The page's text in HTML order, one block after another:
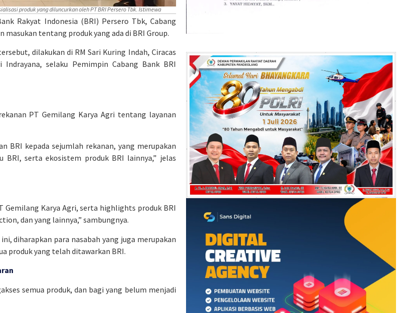
produk yang diluncurkan oleh PT BRI Persero Tbk. Istimewa
Rakyat Indonesia (BRI) Persero Tbk, Cabang
tentang produk yang ada di BRI Group.
dilakukan di RM Sari Kuring Indah, Ciracas
selaku Pemimpin Cabang Bank BRI
PT Gemilang Karya Agri tentang layanan
BRI kepada sejumlah rekanan, yang merupakan
serta ekosistem produk BRI lainnya,” jelas
Karya Agri, serta highlights produk BRI
dan yang lainnya,” sambungnya.
diharapkan para nasabah yang juga merupakan
produk yang telah ditawarkan BRI.
semua produk, dan bagi yang belum menjadi